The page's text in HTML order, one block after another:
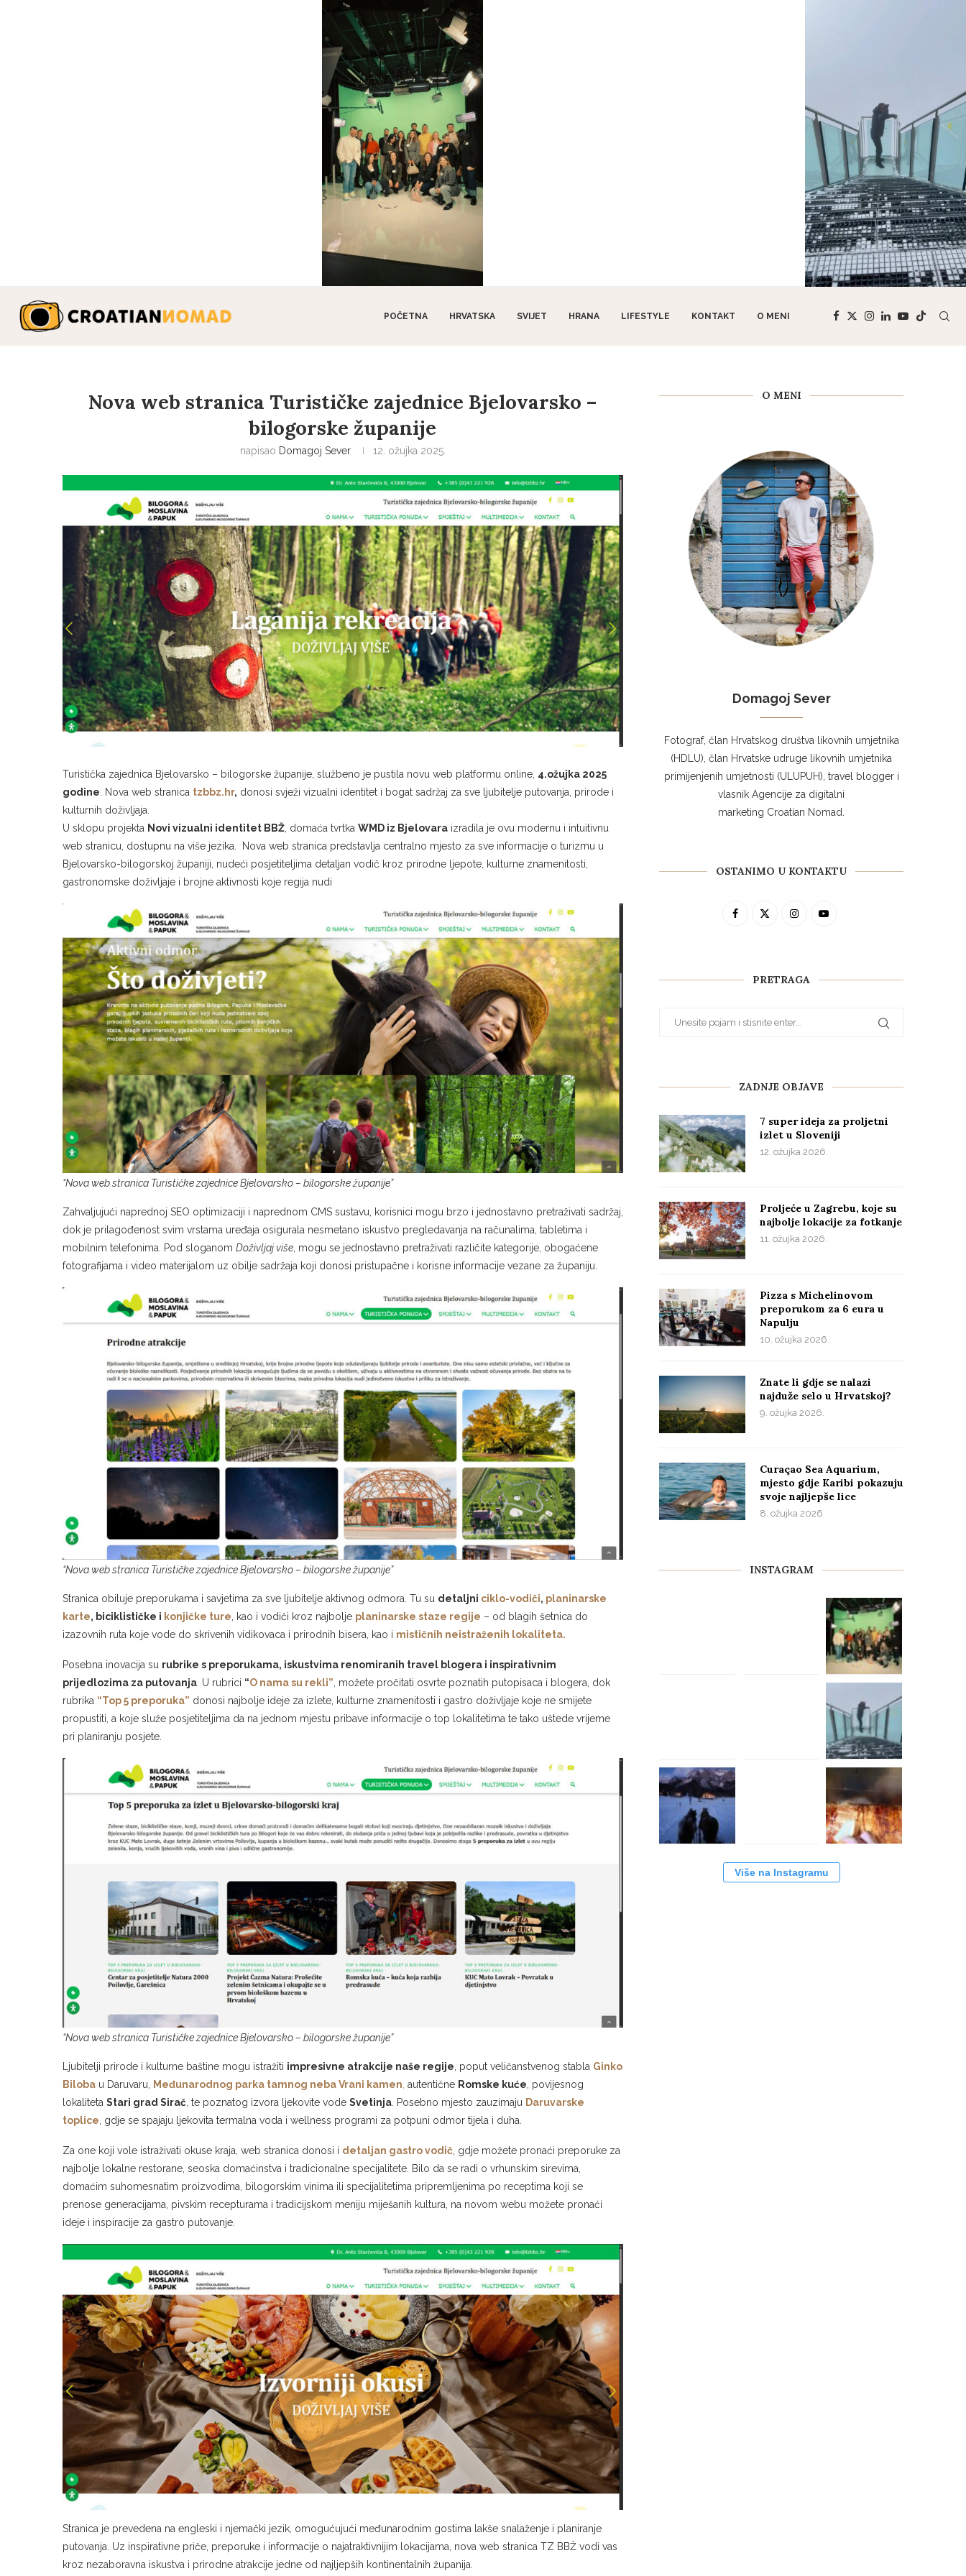
POČETNA HRVATSKA SVIJET HRANA LIFESTYLE KONTAKT O MENI
Nova web stranica Turističke zajednice Bjelovarsko –
bilogorske županije
napisao Domagoj Sever 12. ožujka 2025.
Turistička zajednica Bjelovarsko – bilogorske županije, službeno je pustila novu web platformu online, 4.ožujka 2025
godine . Nova web stranica tzbbz.hr, donosi svježi vizualni identitet i bogat sadržaj za sve ljubitelje putovanja, prirode i
kulturnih doživljaja.
U sklopu projekta Novi vizualni identitet BBŽ , domaća tvrtka WMD iz Bjelovara izradila je ovu modernu i intuitivnu
web stranicu, dostupnu na više jezika. Nova web stranica predstavlja centralno mjesto za sve informacije o turizmu u
Bjelovarsko-bilogorskoj županiji, nudeći posjetiteljima detaljan vodič kroz prirodne ljepote, kulturne znamenitosti,
gastronomske doživljaje i brojne aktivnosti koje regija nudi
“Nova web stranica Turističke zajednice Bjelovarsko – bilogorske županije”
Zahvaljujući naprednoj SEO optimizaciji i naprednom CMS sustavu, korisnici mogu brzo i jednostavno pretraživati sadržaj,
dok je prilagođenost svim vrstama uređaja osigurala nesmetano iskustvo pregledavanja na računalima, tabletima i
mobilnim telefonima. Pod sloganom Doživljaj više , mogu se jednostavno pretraživati različite kategorije, obogaćene
fotografijama i video materijalom uz obilje sadržaja koji donosi pristupačne i korisne informacije vezane za županiju.
“Nova web stranica Turističke zajednice Bjelovarsko – bilogorske županije”
Stranica obiluje preporukama i savjetima za sve ljubitelje aktivnog odmora. Tu su detaljni ciklo-vodiči, planinarske
karte, biciklističke i konjičke ture , kao i vodiči kroz najbolje planinarske staze regije – od blagih šetnica do
izazovnih ruta koje vode do skrivenih vidikovaca i prirodnih bisera, kao i mističnih neistraženih lokaliteta.
Posebna inovacija su rubrike s preporukama, iskustvima renomiranih travel blogera i inspirativnim
prijedlozima za putovanja . U rubrici “O nama su rekli” , možete pročitati osvrte poznatih putopisaca i blogera, dok
rubrika “Top 5 preporuka” donosi najbolje ideje za izlete, kulturne znamenitosti i gastro doživljaje koje ne smijete
propustiti, a koje služe posjetiteljima da na jednom mjestu pribave informacije o top lokalitetima te tako uštede vrijeme
pri planiranju posjete.
“Nova web stranica Turističke zajednice Bjelovarsko – bilogorske županije”
Ljubitelji prirode i kulturne baštine mogu istražiti impresivne atrakcije naše regije , poput veličanstvenog stabla Ginko
Biloba u Daruvaru, Međunarodnog parka tamnog neba Vrani kamen autentične Romske kuće , povijesnog
lokaliteta Stari grad Sirač , te poznatog izvora ljekovite vode Svetinja . Posebno mjesto zauzimaju Daruvarske
toplice , gdje se spajaju ljekovita termalna voda i wellness programi za potpuni odmor tijela i duha.
Za one koji vole istraživati okuse kraja, web stranica donosi i detaljan gastro vodič , gdje možete pronaći preporuke za
najbolje lokalne restorane, seoska domaćinstva i tradicionalne specijalitete. Bilo da se radi o vrhunskim sirevima,
domaćim suhomesnatim proizvodima, bilogorskim vinima ili specijalitetima pripremljenima po receptima koji se
prenose generacijama, pivskim recepturama i tradicijskom meniju miješanih kultura, na novom webu možete pronaći
ideje i inspiracije za gastro putovanje.
Stranica je prevedena na engleski i njemački jezik, omogućujući međunarodnim gostima lakše snalaženje i planiranje
putovanja. Uz inspirativne priče, preporuke i informacije o najatraktivnijim lokacijama, nova web stranica TZ BBŽ vodi vas
kroz nezaboravna iskustva i prirodne atrakcije jedne od najljepših kontinentalnih županija.
O MENI
Domagoj Sever
Fotograf, član Hrvatskog društva likovnih umjetnika
(HDLU), član Hrvatske udruge likovnih umjetnika
primijenjenih umjetnosti (ULUPUH), travel blogger i
vlasnik Agencije za digitalni
marketing Croatian Nomad.
OSTANIMO U KONTAKTU
PRETRAGA
ZADNJE OBJAVE
7 super ideja za proljetni
izlet u Sloveniji
12. ožujka 2026.
Proljeće u Zagrebu, koje su
najbolje lokacije za fotkanje
11. ožujka 2026.
Pizza s Michelinovom
preporukom za 6 eura u
Napulju
10. ožujka 2026.
Znate li gdje se nalazi
najduže selo u Hrvatskoj?
9. ožujka 2026.
Curaçao Sea Aquarium,
mjesto gdje Karibi pokazuju
svoje najljepše lice
8. ožujka 2026.
INSTAGRAM
Više na Instagramu